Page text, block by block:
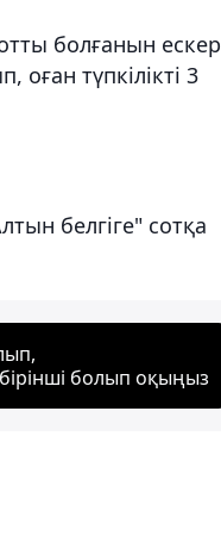
болғанын
оған түпкілікті 3
белгіге" сотқа
болып оқыңыз